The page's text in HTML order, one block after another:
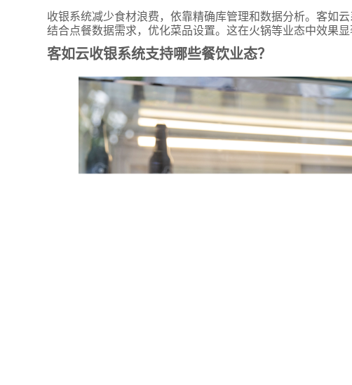
收银系统减少食材浪费，依靠精确库管理和数据分析。客如
结合点餐数据需求，优化菜品设置。这在火锅等业态中效果
客如云收银系统支持哪些餐饮业态？